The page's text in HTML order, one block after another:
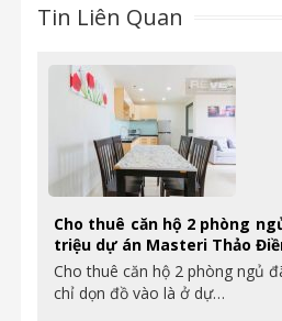
Tin Liên Quan
Cho thuê căn hộ 2 phòng
triệu dự án Masteri Thảo
Cho thuê căn hộ 2 phòng ngủ
chỉ dọn đồ vào là ở dự…